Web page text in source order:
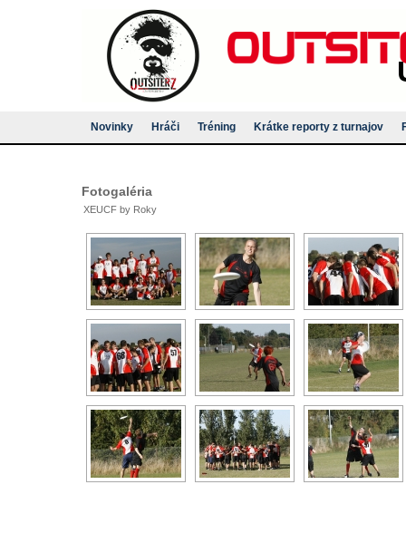
Novinky Hráči Tréning Krátke reporty z turnajov
Fotogaléria
XEUCF by Roky